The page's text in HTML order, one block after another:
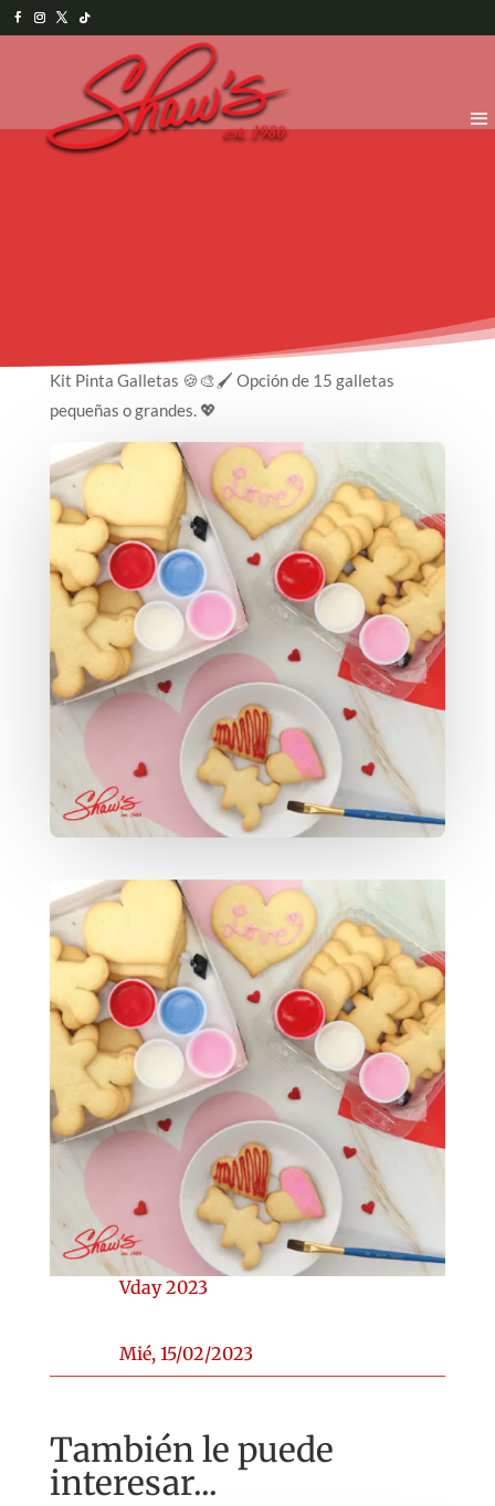
Kit Pinta Galletas 🍪🎨🖌️ Opción de 15 galletas
pequeñas o grandes. 💖
Vday 2023
Mié, 15/02/2023
También le puede
interesar...